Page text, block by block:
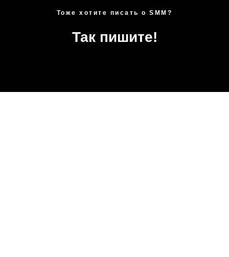
Тоже хотите писать о SMM?
Так пишите!